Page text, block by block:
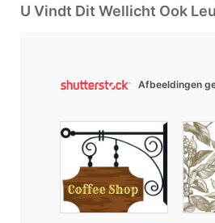
U Vindt Dit Wellicht Ook
Afbeeldingen